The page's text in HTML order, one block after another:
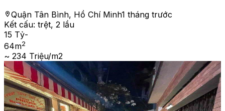
Quận Tân Bình, Hồ Chí Minh1 tháng trước
Kết cấu: trệt, 2 lầu
15 Tỷ-
64m2
~ 234 Triệu/m2